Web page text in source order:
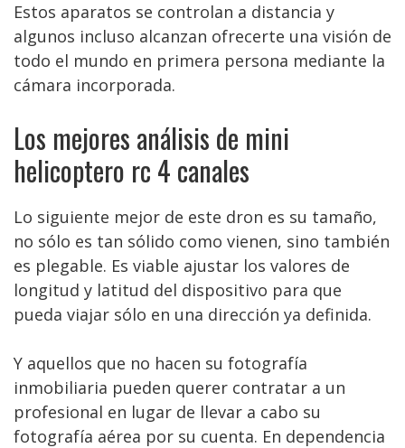
Estos aparatos se controlan a distancia y
algunos incluso alcanzan ofrecerte una visión de
todo el mundo en primera persona mediante la
cámara incorporada.
Los mejores análisis de mini
helicoptero rc 4 canales
Lo siguiente mejor de este dron es su tamaño,
no sólo es tan sólido como vienen, sino también
es plegable. Es viable ajustar los valores de
longitud y latitud del dispositivo para que
pueda viajar sólo en una dirección ya definida.
Y aquellos que no hacen su fotografía
inmobiliaria pueden querer contratar a un
profesional en lugar de llevar a cabo su
fotografía aérea por su cuenta. En dependencia